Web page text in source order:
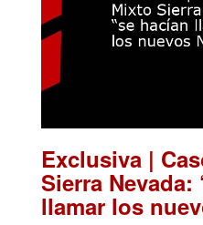
Exclusiva |
Sierra Nevada:
llamar los